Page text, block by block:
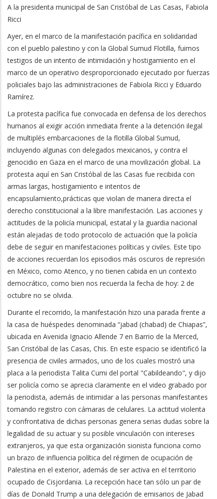
A la presidenta municipal de San Cristóbal de Las Casas, Fabiola
Ricci
Ayer, en el marco de la manifestación pacífica en solidaridad
con el pueblo palestino y con la Global Sumud Flotilla, fuimos
testigos de un intento de intimidación y hostigamiento en el
marco de un operativo desproporcionado ejecutado por fuerzas
policiales bajo las administraciones de Fabiola Ricci y Eduardo
Ramírez.
La protesta pacífica fue convocada en defensa de los derechos
humanos al exigir acción inmediata frente a la detención ilegal
de multiplés embarcaciones de la flotilla Global Sumud,
incluyendo algunas con delegados mexicanos, y contra el
genocidio en Gaza en el marco de una movilización global. La
protesta aquí en San Cristóbal de las Casas fue recibida con
armas largas, hostigamiento e intentos de
encapsulamiento,prácticas que violan de manera directa el
derecho constitucional a la libre manifestación. Las acciones y
actitudes de la policía municipal, estatal y la guardia nacional
están alejadas de todo protocolo de actuación que la policía
debe de seguir en manifestaciones políticas y civiles. Este tipo
de acciones recuerdan los episodios más oscuros de represión
en México, como Atenco, y no tienen cabida en un contexto
democrático, como bien nos recuerda la fecha de hoy: 2 de
octubre no se olvida.
Durante el recorrido, la manifestación hizo una parada frente a
la casa de huéspedes denominada “jabad (chabad) de Chiapas”,
ubicada en Avenida Ignacio Allende 7 en Barrio de la Merced,
San Cristóbal de las Casas, Chis. En este espacio se identificó la
presencia de civiles armados, uno de los cuales mostró una
placa a la periodista Talita Cumi del portal "Cabildeando", y dijo
ser policía como se aprecia claramente en el video grabado por
la periodista, además de intimidar a las personas manifestantes
tomando registro con cámaras de celulares. La actitud violenta
y confrontativa de dichas personas genera serias dudas sobre la
legalidad de su actuar y su posible vinculación con intereses
extranjeros, ya que esta organización sionista funciona como
un brazo de influencia política del régimen de ocupación de
Palestina en el exterior, además de ser activa en el territorio
ocupado de Cisjordania. La recepción hace tan sólo un par de
días de Donald Trump a una delegación de emisarios de Jabad